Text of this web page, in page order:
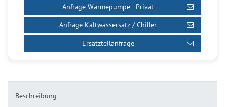
Beschreibung
Anfrage Wärmepumpe - Privat
Anfrage Kaltwassersatz / Chiller
Ersatzteilanfrage